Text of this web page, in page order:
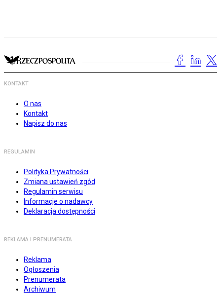
KONTAKT
O nas
Kontakt
Napisz do nas
REGULAMIN
Polityka Prywatności
Zmiana ustawień zgód
Regulamin serwisu
Informacje o nadawcy
Deklaracja dostępności
REKLAMA I PRENUMERATA
Reklama
Ogłoszenia
Prenumerata
Archiwum